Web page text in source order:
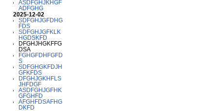
ASDFGHJKHGF
ADFGHG
2025-12-02
SDFGHJGFDHG
FDS
SDFGHJGFKLK
HGDSKFD
DFGHJHGKFFG
DSA
FGHGFDHFGFD
S
SDFGHGKFDJH
GFKFDS
DFGHJGKHFLS
JHFDGF
ASDFGHJGFHK
GFGHFD
AFGHFDSAFHG
DKFD